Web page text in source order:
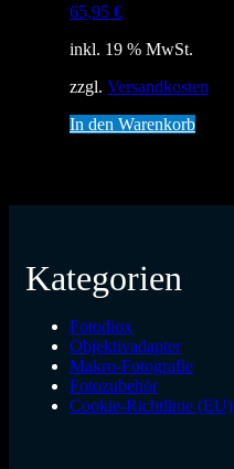
65,95 €
inkl. 19 % MwSt.
zzgl. Versandkosten
In den Warenkorb
Kategorien
Fotodiox
Objektivadapter
Makro-Fotografie
Fotozubehör
Cookie-Richtlinie (EU)